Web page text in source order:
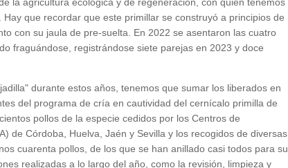
que recordar que este primillar se construyó a principios de
con su jaula de pre-suelta. En 2022 se asentaron las cuatro
fraguándose, registrándose siete parejas en 2023 y doce
durante estos años, tenemos que sumar los liberados en
del programa de cría en cautividad del cernícalo primilla de
pollos de la especie cedidos por los Centros de
de Córdoba, Huelva, Jaén y Sevilla y los recogidos de diversas
cuarenta pollos, de los que se han anillado casi todos para su
realizadas a lo largo del año, como la revisión, limpieza y